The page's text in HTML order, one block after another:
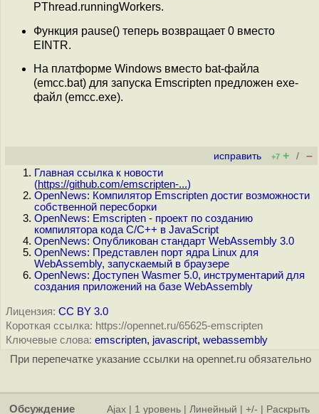
PThread.runningWorkers.
Функция pause() теперь возвращает 0 вместо
EINTR.
На платформе Windows вместо bat-файла
(emcc.bat) для запуска Emscripten предложен exe-
файл (emcc.exe).
исправить +7 + / –
Главная ссылка к новости
(https://github.com/emscripten-...)
OpenNews: Компилятор Emscripten достиг возможности
собственной пересборки
OpenNews: Emscripten - проект по созданию
компилятора кода C/C++ в JavaScript
OpenNews: Опубликован стандарт WebAssembly 3.0
OpenNews: Представлен порт ядра Linux для
WebAssembly, запускаемый в браузере
OpenNews: Доступен Wasmer 5.0, инструментарий для
создания приложений на базе WebAssembly
Лицензия: CC BY 3.0
Короткая ссылка: https://opennet.ru/65625-emscripten
Ключевые слова: emscripten, javascript, webassembly
При перепечатке указание ссылки на opennet.ru обязательно
Обсуждение Ajax 1 уровень Линейный +/- Раскрыть